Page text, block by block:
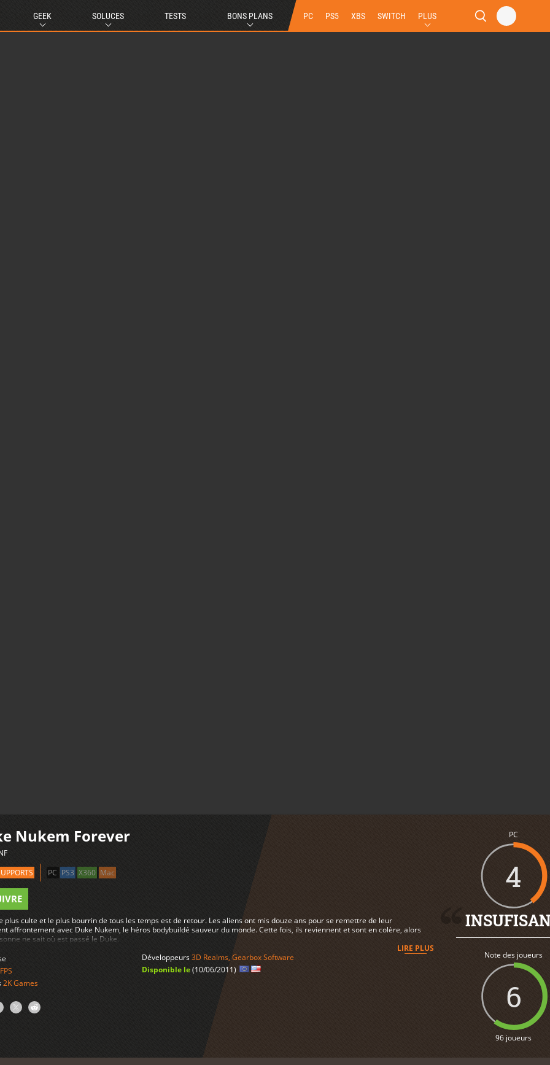
GEEK SOLUCES TESTS BONS PLANS PC PS5 XBS SWITCH PLUS
Nukem Forever
PC PS3 X360 Mac
plus culte et le plus bourrin de tous les temps est de retour. Les aliens ont mis douze ans pour se remettre de leur
affrontement avec Duke Nukem, le héros bodybuildé sauveur du monde. Cette fois, ils reviennent et sont en colère, alors
ne sait où est passé le Duke.
LIRE PLUS
FPS
2K Games
Développeurs3D Realms,Gearbox Software
Disponible le(10/06/2011)
PC
4
Note des joueurs
6
96 joueurs